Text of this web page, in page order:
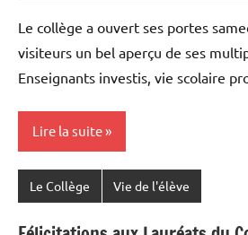
Le collège a ouvert ses portes
visiteurs un bel aperçu de ses
Enseignants investis, vie scolaire
Lire la suite
Le Collège Vie de l'élève